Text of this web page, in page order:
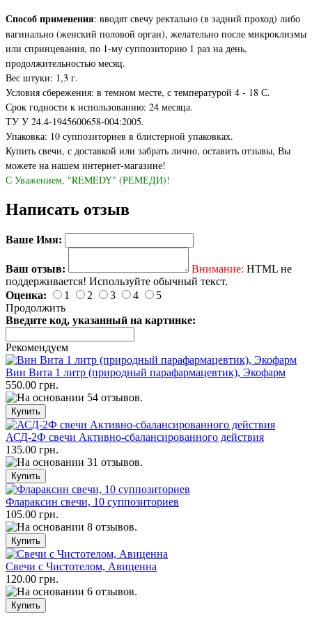
Способ применения: вводят свечу ректально (в задний проход) либо
вагинально (женский половой орган), желательно после микроклизмы
или спринцевания, по 1-му суппозиторию 1 раз на день,
продолжительностью месяц.
Вес штуки: 1,3 г.
Условия сбережения: в темном месте, с температурой 4 - 18 С.
Срок годности к использованию: 24 месяца.
ТУ У 24.4-1945600658-004:2005.
Упаковка: 10 суппозиториев в блистерной упаковках.
Купить свечи, с доставкой или забрать лично, оставить отзывы, Вы
можете на нашем интернет-магазине!
С Уважением, "REMEDY" (РЕМЕДИ)!
Написать отзыв
Ваше Имя:
Ваш отзыв: Внимание: HTML не
поддерживается! Используйте обычный текст.
Оценка:
1 2 3 4
5
Продолжить
Введите код, указанный на картинке:
Рекомендуем
Вин Вита 1 литр (природный парафармацевтик), Экофарм
550.00 грн.
АСД-2Ф свечи Активно-сбалансированного действия
135.00 грн.
Флараксин свечи, 10 суппозиториев
105.00 грн.
Свечи с Чистотелом, Авиценна
120.00 грн.